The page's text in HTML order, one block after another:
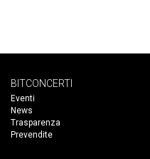
BITCONCERTI
Eventi
News
Trasparenza
Prevendite